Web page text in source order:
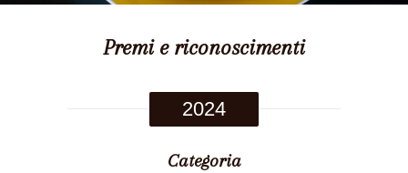
Premi e riconoscimenti
2024
Categoria